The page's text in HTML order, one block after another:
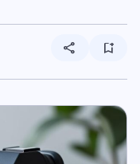
share bookmark_add